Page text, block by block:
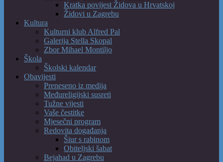
Kratka povijest Židova u Hrvatskoj
Židovi u Zagrebu
Kultura
Kulturni klub Alfred Pal
Galerija Stella Skopal
Zbor Mihael Montiljo
Škola
Školski kalendar
Obavijesti
Preneseno iz medija
Međureligijski susreti
Tužne vijesti
Vaše čestitke
Mjesečni program
Redovita događanja
Šiur s rabinom
Obiteljski šabat
Bejahad u Zagrebu